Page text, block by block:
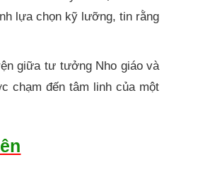
lựa chọn kỹ lưỡng, tin rằng
giữa tư tưởng Nho giáo và
chạm đến tâm linh của một